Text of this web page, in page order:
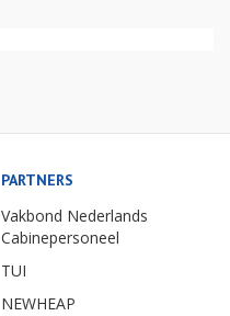
PARTNERS
Vakbond Nederlands
Cabinepersoneel
TUI
NEWHEAP